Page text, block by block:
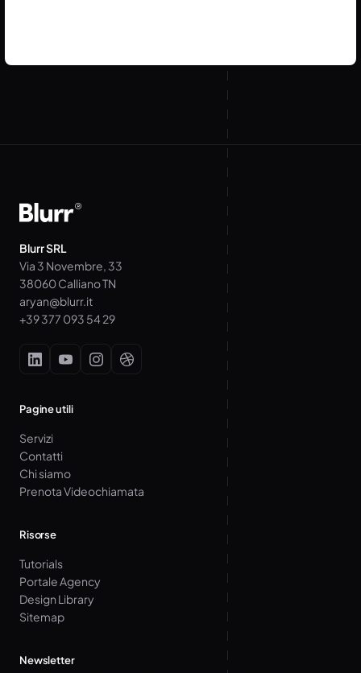
Blurr SRL
Via 3 Novembre, 33
38060 Calliano TN
aryan@blurr.it
+39 377 093 54 29
Pagine utili
Servizi
Contatti
Chi siamo
Prenota Videochiamata
Risorse
Tutorials
Portale Agency
Design Library
Sitemap
Newsletter